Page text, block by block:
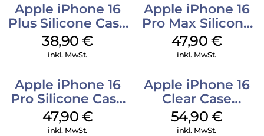
Apple iPhone 16
Plus Silicone Case
MagSafe Denim
38,90€
inkl. MwSt.
Apple iPhone 16
Pro Max Silicone
Case MagSafe
Black
47,90 €
inkl. MwSt.
Apple iPhone 16
Pro Silicone Case
MagSafe Denim
47,90 €
inkl. MwSt.
Apple iPhone 16
Clear Case
MagSafe
Transparent
54,90 €
inkl. MwSt.